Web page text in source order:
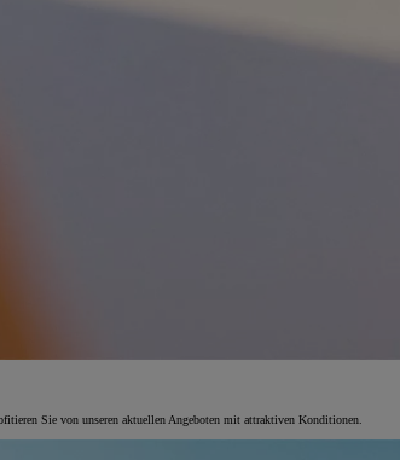
Sie von unseren aktuellen Angeboten mit attraktiven Konditionen.